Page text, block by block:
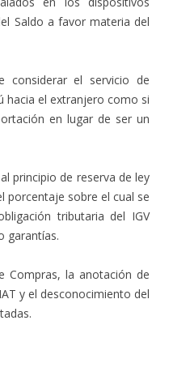
Saldo a favor materia del
considerar el servicio de
hacia el extranjero como si
en lugar de ser un
principio de reserva de ley
porcentaje sobre el cual se
tributaria del IGV
garantías.
Compras, la anotación de
y el desconocimiento del